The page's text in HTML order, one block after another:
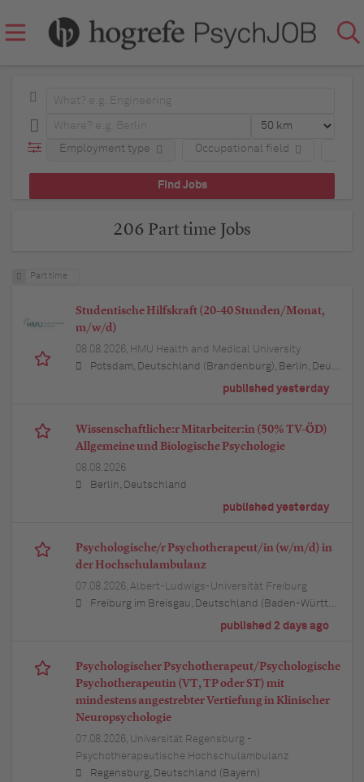
Occupational field
Employment type
206 Part time Jobs
Part time
Studentische Hilfskraft (20-40 Stunden/Monat,
m/w/d)
08.08.2026, HMU Health and Medical University
Potsdam, Deutschland (Brandenburg), Berlin, Deutschland
published yesterday
Wissenschaftliche:r Mitarbeiter:in (50% TV-ÖD)
Allgemeine und Biologische Psychologie
08.08.2026
Berlin, Deutschland
published yesterday
Psychologische/r Psychotherapeut/in (w/m/d) in
der Hochschulambulanz
07.08.2026, Albert-Ludwigs-Universität Freiburg
Freiburg im Breisgau, Deutschland (Baden-Württemberg)
published 2 days ago
Psychologischer Psychotherapeut/Psychologische
Psychotherapeutin (VT, TP oder ST) mit
mindestens angestrebter Vertiefung in Klinischer
Neuropsychologie
07.08.2026, Universität Regensburg -
Psychotherapeutische Hochschulambulanz
Regensburg, Deutschland (Bayern)